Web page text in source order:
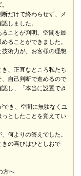
だけで終わらせず、メ
しました。
ことが判明。空間を最
ることができました。
技術力が、お客様の理想
、正直なところ私たち
自己判断で進めるので
し、「本当に設置でき
き、空間に無駄なくユ
としたことを覚えてい
何よりの答えでした。
の喜びはひとしおで
方へ